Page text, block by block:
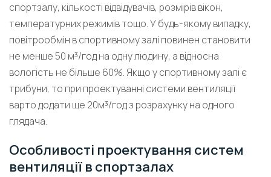
спортзалу, кількості відвідувачів, розмірів вікон,
температурних режимів тощо. У будь-якому випадку,
повітрообмін в спортивному залі повинен становити
не менше 50 м³/год на одну людину, а відносна
вологість не більше 60%. Якщо у спортивному залі є
трибуни, то при проектуванні системи вентиляції
варто додати ще 20м³/год з розрахунку на одного
глядача.
Особливості проектування систем
вентиляції в спортзалах